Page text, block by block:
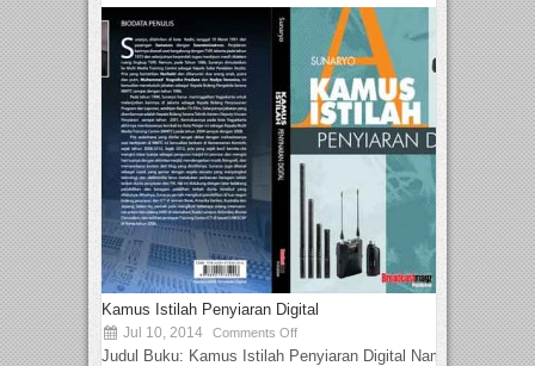
Kamus Istilah Penyiaran Digital
Jul 10, 2014 Comments Off
Judul Buku: Kamus Istilah Penyiaran Digital Nama